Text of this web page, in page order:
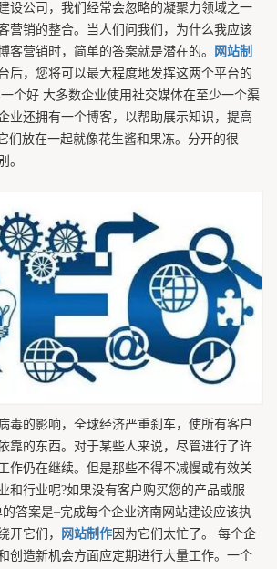
设公司，我们经常会忽略的凝聚力领域之一
营销的整合。当人们问我们，为什么我应该
客营销时，简单的答案就是潜在的。
网站制
后，您将可以最大程度地发挥这两个平台的
个好 大多数企业使用社交媒体在至少一个渠
业还拥有一个博客，以帮助展示知识，提高
们放在一起就像花生酱和果冻。分开的很
。
毒的影响，全球经济严重刹车，使所有客户
靠的东西。对于某些人来说，尽管进行了许
作仍在继续。但是那些不得不减慢或有效关
和行业呢?如果没有客户购买您的产品或服
答案是–完成每个企业济南网站建设应该执
开它们，
网站制作 因为它们太忙了。 每个企
创造新机会方面应定期进行大量工作。一个